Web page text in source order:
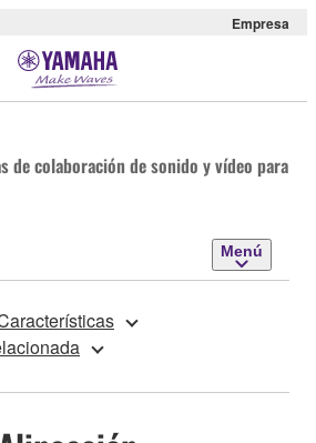
Empresa
de colaboración de sonido y vídeo para
Menú